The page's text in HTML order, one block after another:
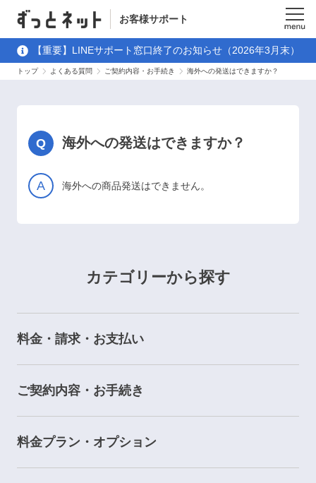
お客様サポート
メニュ
【重要】LINEサポート窓口終了のお知らせ（2026年3月末）
トップ よくある質問 ご契約内容・お手続き 海外への発送はできますか？
海外への発送はできますか？
海外への商品発送はできません。
カテゴリーから探す
料金・請求・お支払い
ご契約内容・お手続き
料金プラン・オプション